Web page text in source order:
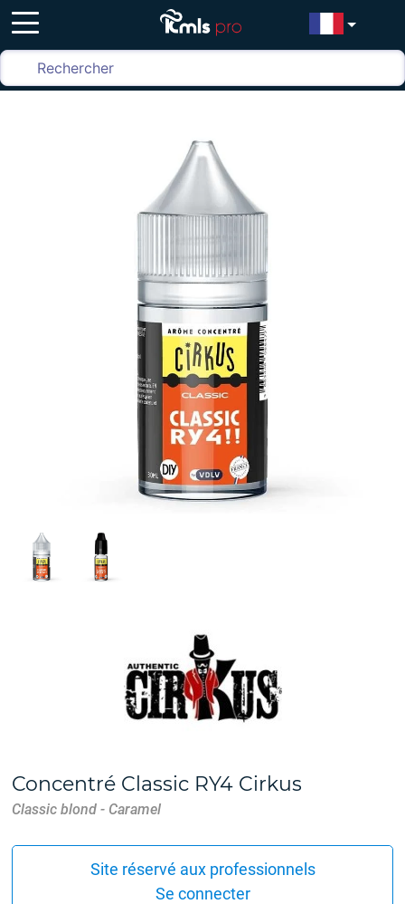
Concentré Classic RY4 Cirkus
Classic blond - Caramel
Site réservé aux professionnels
Se connecter